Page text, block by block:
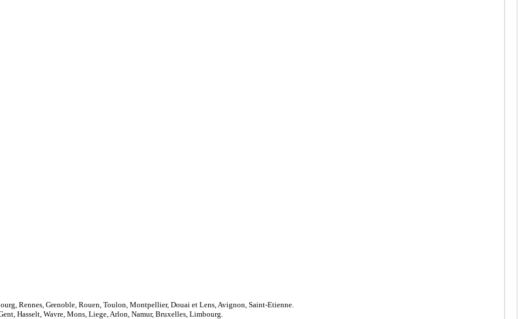
Rennes, Grenoble, Rouen, Toulon, Montpellier, Douai et Lens, Avignon, Saint-Etienne.
Hasselt, Wavre, Mons, Liege, Arlon, Namur, Bruxelles, Limbourg.